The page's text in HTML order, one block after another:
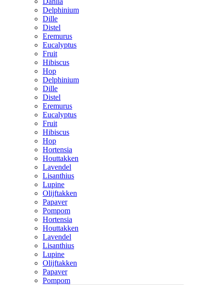
Delphinium
Dille
Distel
Eremurus
Eucalyptus
Fruit
Hibiscus
Hop
Delphinium
Dille
Distel
Eremurus
Eucalyptus
Fruit
Hibiscus
Hop
Hortensia
Houttakken
Lavendel
Lisanthius
Lupine
Olijftakken
Papaver
Pompom
Hortensia
Houttakken
Lavendel
Lisanthius
Lupine
Olijftakken
Papaver
Pompom